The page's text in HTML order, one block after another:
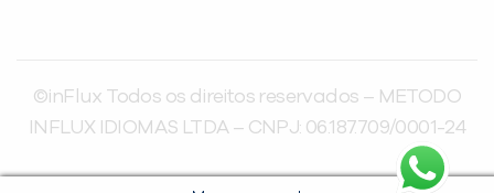
©inFlux Todos os direitos reservados – METODO
INFLUX IDIOMAS LTDA – CNPJ: 06.187.709/0001-24